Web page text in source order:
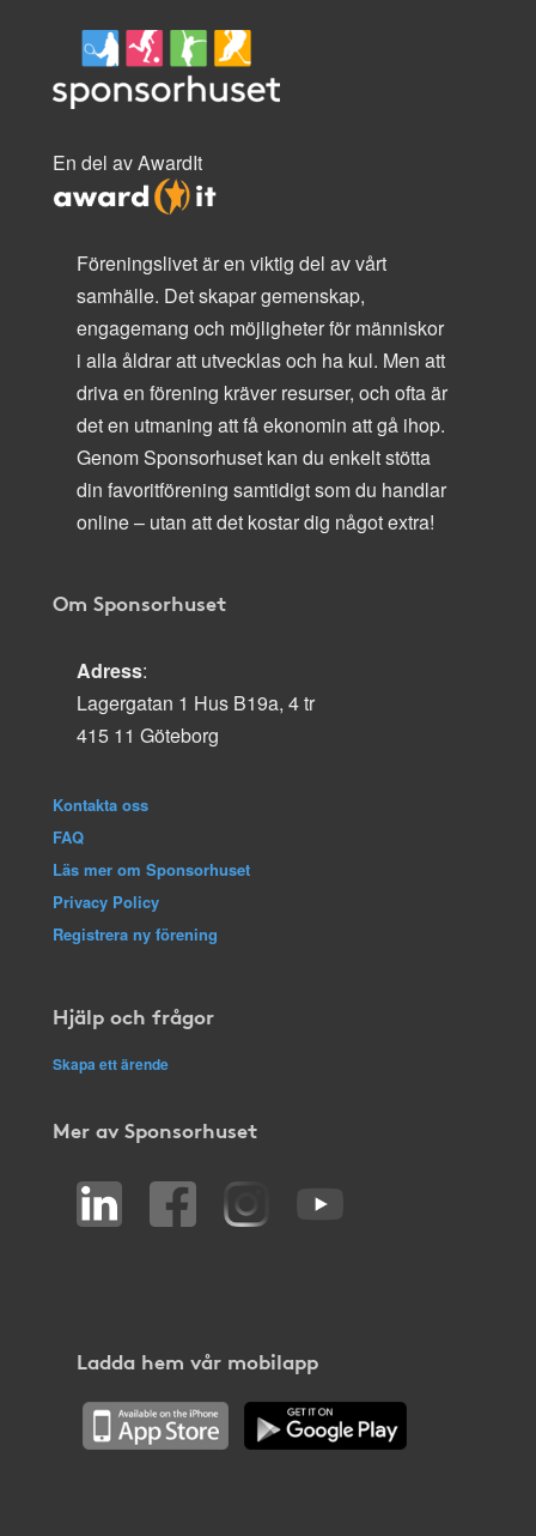
En del av AwardIt
Föreningslivet är en viktig del av vårt
samhälle. Det skapar gemenskap,
engagemang och möjligheter för människor
i alla åldrar att utvecklas och ha kul. Men att
driva en förening kräver resurser, och ofta är
det en utmaning att få ekonomin att gå ihop.
Genom Sponsorhuset kan du enkelt stötta
din favoritförening samtidigt som du handlar
online – utan att det kostar dig något extra!
Om Sponsorhuset
Adress:
Lagergatan 1 Hus B19a, 4 tr
415 11 Göteborg
Kontakta oss
FAQ
Läs mer om Sponsorhuset
Privacy Policy
Registrera ny förening
Hjälp och frågor
Skapa ett ärende
Mer av Sponsorhuset
Ladda hem vår mobilapp